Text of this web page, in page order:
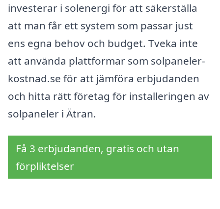
investerar i solenergi för att säkerställa
att man får ett system som passar just
ens egna behov och budget. Tveka inte
att använda plattformar som solpaneler-
kostnad.se för att jämföra erbjudanden
och hitta rätt företag för installeringen av
solpaneler i Ätran.
Få 3 erbjudanden, gratis och utan
förpliktelser